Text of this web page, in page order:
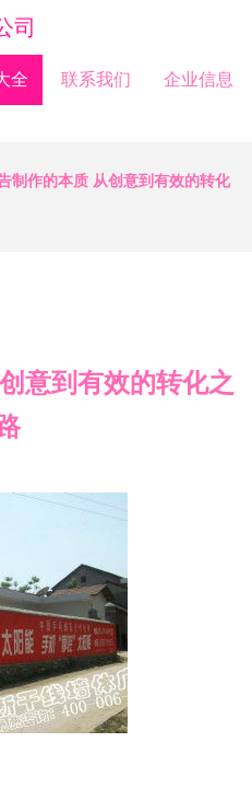
司
全 联系我们 企业信息
制作的本质 从创意到有效的转化
意到有效的转化之